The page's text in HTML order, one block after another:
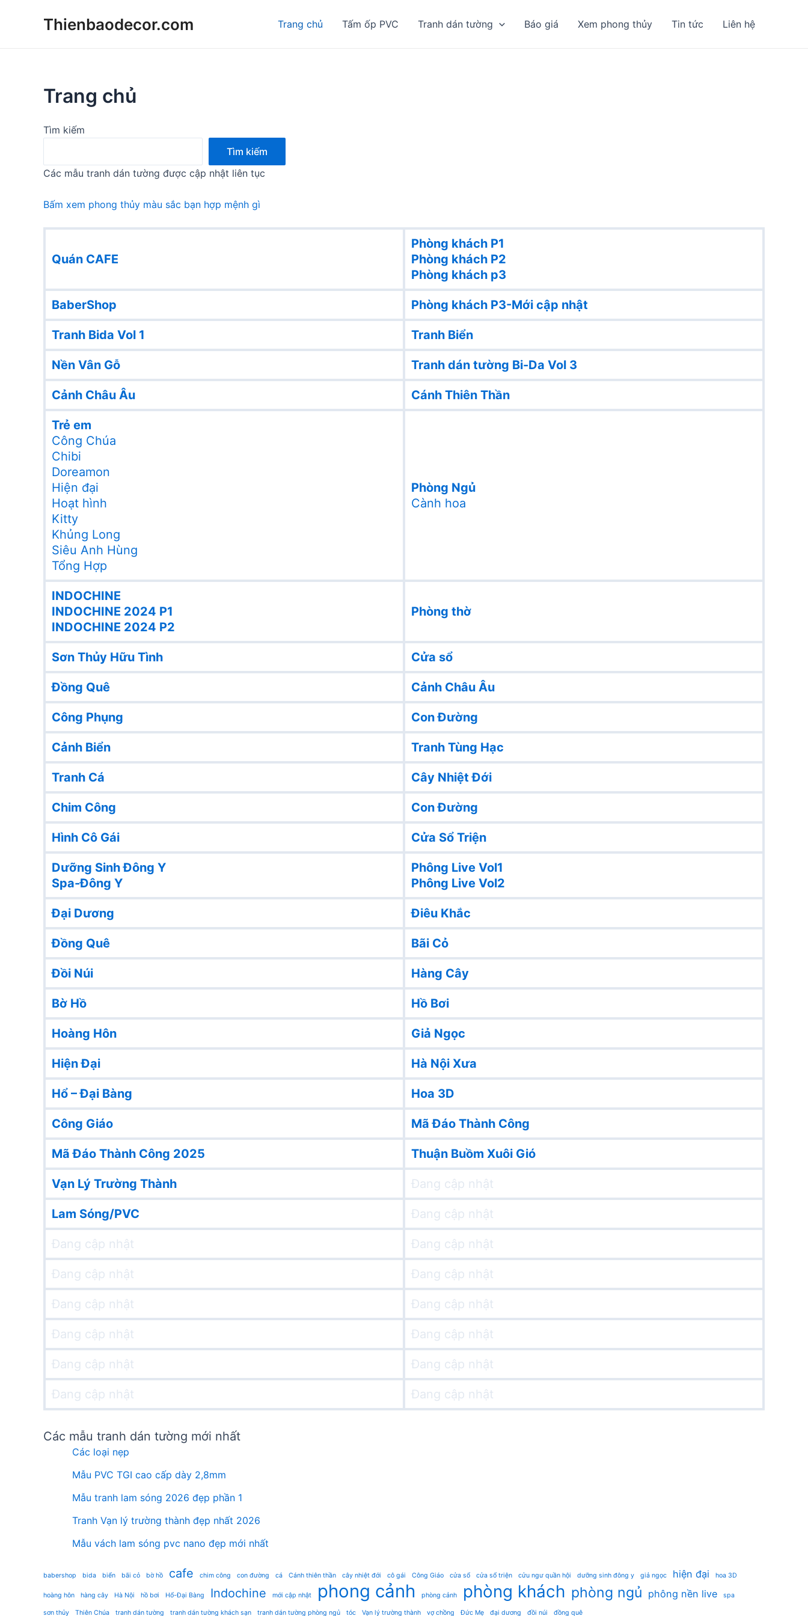
Thienbaodecor.com Trang chủ Tấm ốp PVC Tranh dán tường Báo giá Xem phong thủy Tin tức Liên hệ
Trang chủ
Tìm kiếm
Tìm kiếm
Các mẫu tranh dán tường được cập nhật liên tục
Bấm xem phong thủy màu sắc bạn hợp mệnh gì
Quán CAFE
Phòng khách P1
Phòng khách P2
Phòng khách p3
BaberShop Phòng khách P3-Mới cập nhật
Tranh Bida Vol 1 Tranh Biển
Nền Vân Gỗ Tranh dán tường Bi-Da Vol 3
Cảnh Châu Âu Cánh Thiên Thần
Trẻ em
Công Chúa
Chibi
Doreamon
Hiện đại
Hoạt hình
Kitty
Khủng Long
Siêu Anh Hùng
Tổng Hợp
Phòng Ngủ
Cành hoa
INDOCHINE
INDOCHINE 2024 P1
INDOCHINE 2024 P2
Phòng thờ
Sơn Thủy Hữu Tình Cửa sổ
Đồng Quê Cảnh Châu Âu
Công Phụng Con Đường
Cảnh Biển Tranh Tùng Hạc
Tranh Cá Cây Nhiệt Đới
Chim Công Con Đường
Hình Cô Gái Cửa Sổ Triện
Dưỡng Sinh Đông Y
Spa-Đông Y
Phông Live Vol1
Phông Live Vol2
Đại Dương Điêu Khắc
Đồng Quê Bãi Cỏ
Đồi Núi Hàng Cây
Bờ Hồ Hồ Bơi
Hoàng Hôn Giả Ngọc
Hiện Đại Hà Nội Xưa
Hổ – Đại Bàng Hoa 3D
Công Giáo Mã Đáo Thành Công
Mã Đáo Thành Công 2025 Thuận Buồm Xuôi Gió
Vạn Lý Trường Thành Đang cập nhật
Lam Sóng/PVC Đang cập nhật
Đang cập nhật Đang cập nhật
Đang cập nhật Đang cập nhật
Đang cập nhật Đang cập nhật
Đang cập nhật Đang cập nhật
Đang cập nhật Đang cập nhật
Đang cập nhật Đang cập nhật
Các mẫu tranh dán tường mới nhất
Các loại nẹp
Mẫu PVC TGI cao cấp dày 2,8mm
Mẫu tranh lam sóng 2026 đẹp phần 1
Tranh Vạn lý trường thành đẹp nhất 2026
Mẫu vách lam sóng pvc nano đẹp mới nhất
babershop bida biển bãi cỏ bờ hồ cafe chim công con đường cá Cánh thiên thần cây nhiệt đới cô gái Công Giáo cửa sổ cửa sổ triện cửu ngư quần hội dưỡng sinh đông y giả ngọc hiện đại hoa 3D
hoàng hôn hàng cây Hà Nội hồ bơi Hổ-Đại Bàng Indochine mới cập nhật phong cảnh phòng cảnh phòng khách phòng ngủ phông nền live spa
sơn thủy Thiên Chúa tranh dán tường tranh dán tường khách sạn tranh dán tường phòng ngủ tóc Vạn lý trường thành vợ chồng Đức Mẹ đại dương đồi núi đồng quê